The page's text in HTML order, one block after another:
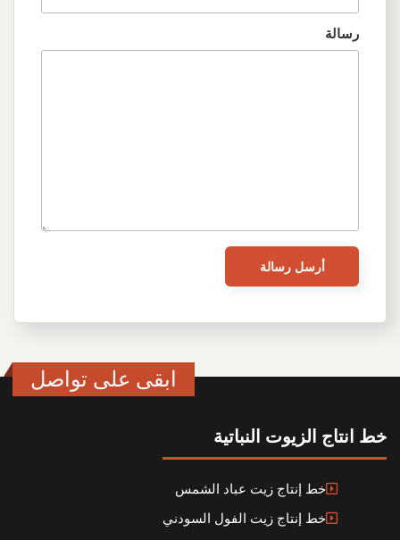
رسالة
ابقى على تواصل
خط انتاج الزيوت النباتية
خط إنتاج زيت عباد الشمس
خط إنتاج زيت الفول السودني